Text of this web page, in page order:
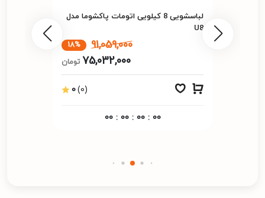
لباسشویی 8 کیلویی اتومات پاکشوما مدل
U8
91,059,000
18%
75,032,000 تومان
0(0)
00 : 00 : 00 : 00